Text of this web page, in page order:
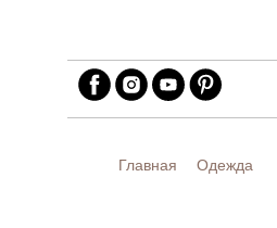
Главная Одежда